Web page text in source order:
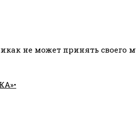
не может принять своего